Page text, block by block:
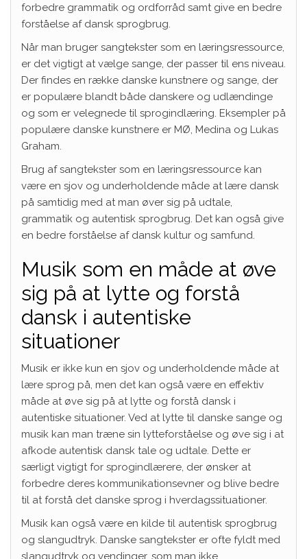
forbedre grammatik og ordforråd samt give en bedre
forståelse af dansk sprogbrug.
Når man bruger sangtekster som en læringsressource,
er det vigtigt at vælge sange, der passer til ens niveau.
Der findes en række danske kunstnere og sange, der
er populære blandt både danskere og udlændinge
og som er velegnede til sprogindlæring. Eksempler på
populære danske kunstnere er MØ, Medina og Lukas
Graham.
Brug af sangtekster som en læringsressource kan
være en sjov og underholdende måde at lære dansk
på samtidig med at man øver sig på udtale,
grammatik og autentisk sprogbrug. Det kan også give
en bedre forståelse af dansk kultur og samfund.
Musik som en måde at øve
sig på at lytte og forstå
dansk i autentiske
situationer
Musik er ikke kun en sjov og underholdende måde at
lære sprog på, men det kan også være en effektiv
måde at øve sig på at lytte og forstå dansk i
autentiske situationer. Ved at lytte til danske sange og
musik kan man træne sin lytteforståelse og øve sig i at
afkode autentisk dansk tale og udtale. Dette er
særligt vigtigt for sprogindlærere, der ønsker at
forbedre deres kommunikationsevner og blive bedre
til at forstå det danske sprog i hverdagssituationer.
Musik kan også være en kilde til autentisk sprogbrug
og slangudtryk. Danske sangtekster er ofte fyldt med
slangudtryk og vendinger, som man ikke